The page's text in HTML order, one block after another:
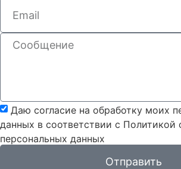
Даю согласие на обработку моих
данных в соответствии с Политикой
персональных данных
Отправить